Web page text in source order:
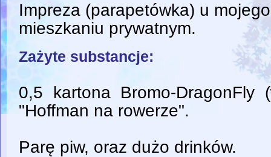
Impreza (parapetówka) u
mieszkaniu prywatnym.
Zażyte substancje:
0,5 kartona Bromo-DragonFly
"Hoffman na rowerze".
Parę piw, oraz dużo drinków.